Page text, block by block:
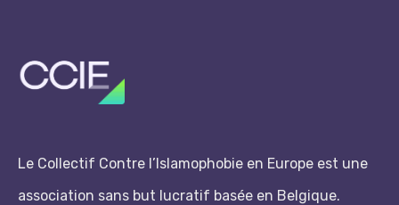
Le Collectif Contre l’Islamophobie en Europe est une
association sans but lucratif basée en Belgique.